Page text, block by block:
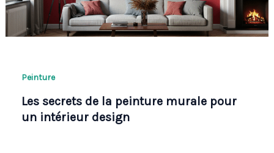
Peinture
Les secrets de la peinture murale pour
un intérieur design